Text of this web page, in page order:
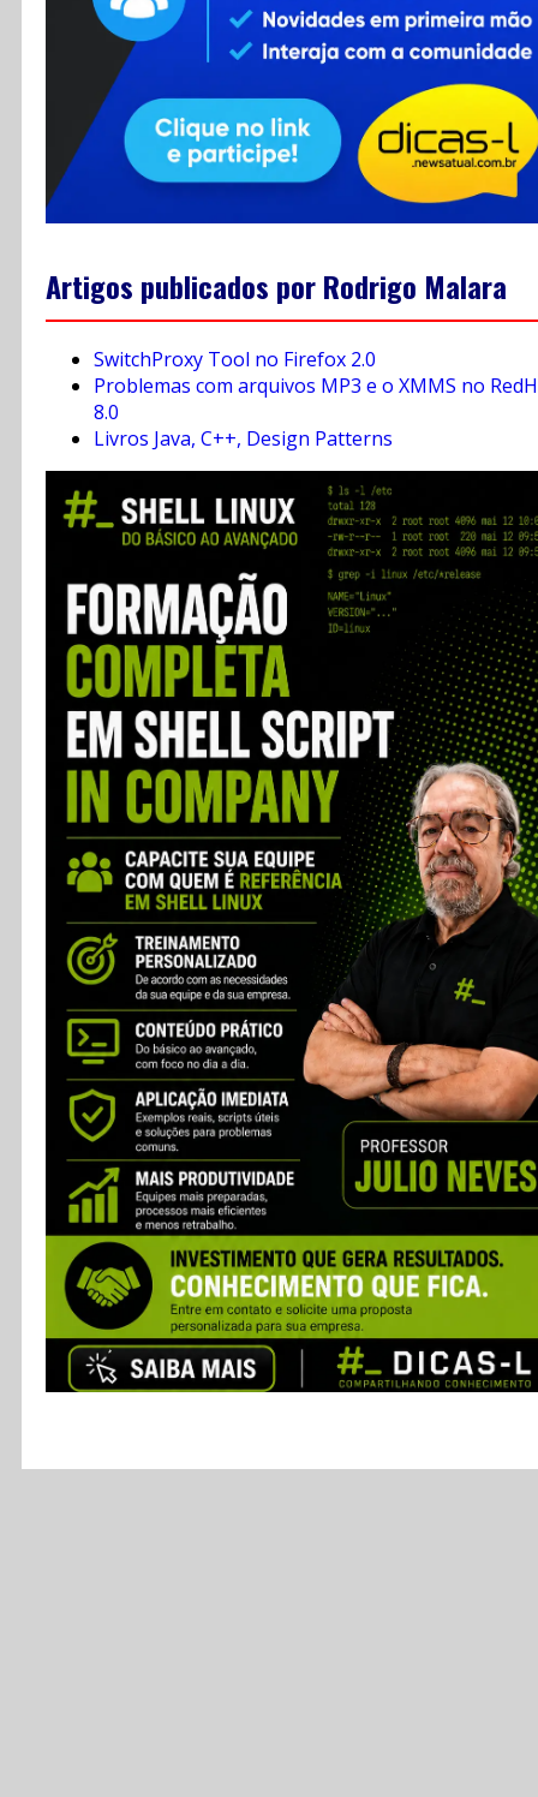
Contato
RSS
Artigos publicados por Rodrigo Malara
SwitchProxy Tool no Firefox 2.0
Problemas com arquivos MP3 e o XMMS no
8.0
Livros Java, C++, Design Patterns